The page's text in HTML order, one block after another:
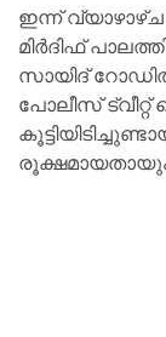
ഇന്ന്
മിർദിഫ്
സായിദ്
പോലീസ്